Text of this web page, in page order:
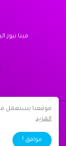
مينا نيوز
الرئيسية
موقعنا يستعمل
المزيد
موافق !